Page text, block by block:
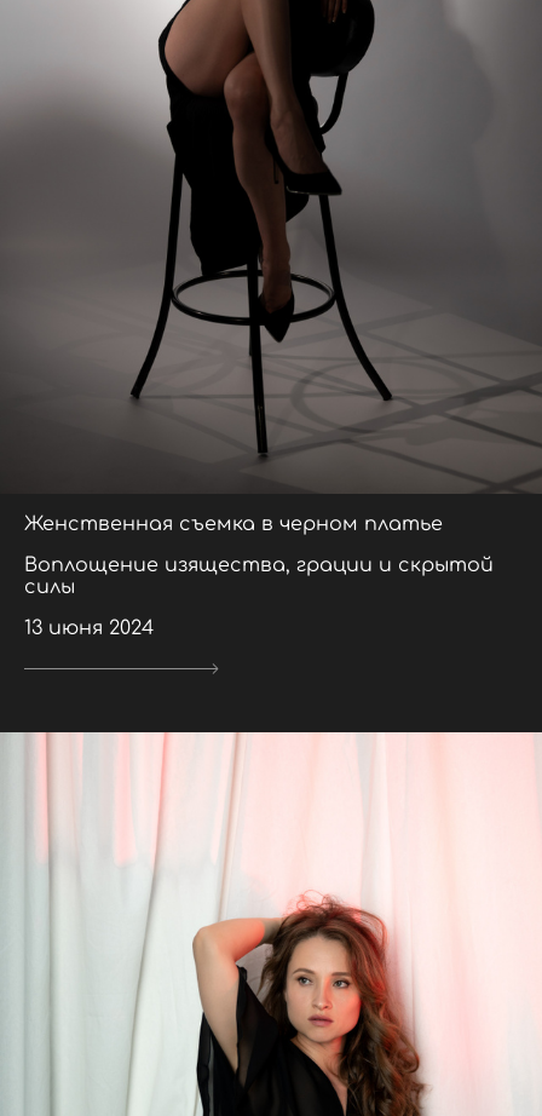
Женственная съемка в черном платье
Воплощение изящества, грации и скрытой
силы
13 июня 2024